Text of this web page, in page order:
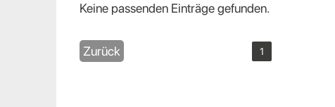
Keine passenden Einträge gefunden.
Zurück 1